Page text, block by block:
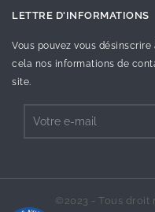
LETTRE D'INFORMATIONS
Vous pouvez vous
cela nos informations de
site.
©2023 - Tous droit